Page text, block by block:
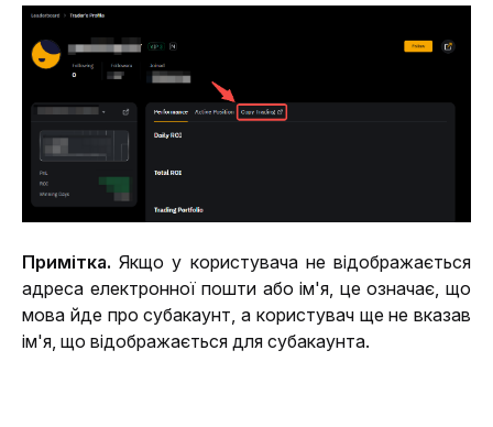
Примітка. Якщо у користувача не відображається
адреса електронної пошти або ім'я, це означає, що
мова йде про субакаунт, а користувач ще не вказав
ім'я, що відображається для субакаунта.